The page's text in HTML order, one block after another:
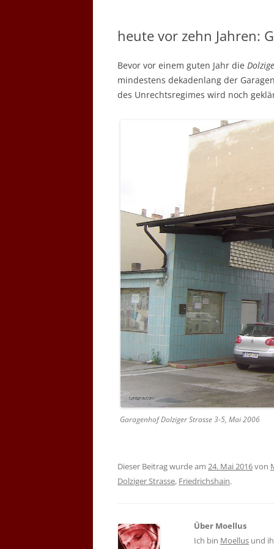
heute vor zehn Jahren:
Bevor vor einem guten Jahr die
mindestens dekadenlang der
des Unrechtsregimes wird noch
Garagenhof Dolziger Strasse 3-5, Mai 2006
Dieser Beitrag wurde am 24. Mai 2016von
Dolziger Strasse, Friedrichshain.
Über Moellus
Ich bin Moellus und